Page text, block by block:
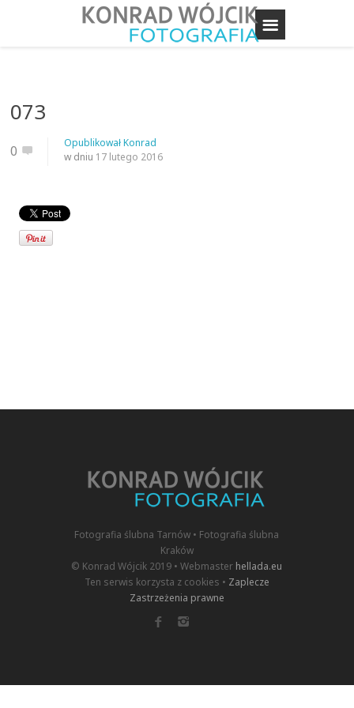
073
0 OpublikowałKonrad
w dniu 17 lutego 2016
Fotografia ślubna Tarnów • Fotografia ślubna
Kraków
© Konrad Wójcik 2019 • Webmaster hellada.eu
Ten serwis korzysta z cookies • Zaplecze
Zastrzeżenia prawne